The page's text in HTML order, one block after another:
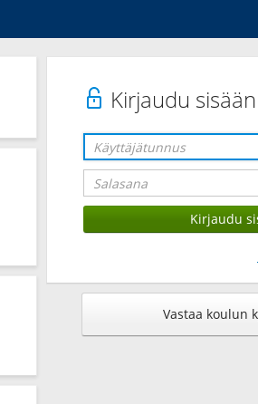
Kirjaudu sisään
Vastaa koulun